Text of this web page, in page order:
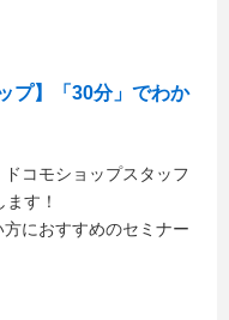
プ】「30分」でわか
コモショップスタッフ
す！
におすすめのセミナー